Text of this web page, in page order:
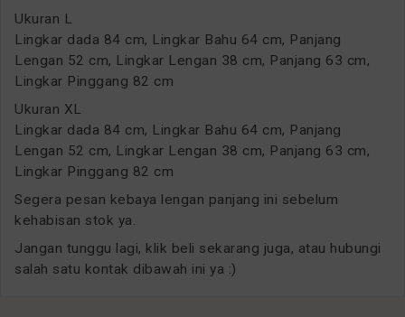
Ukuran L
Lingkar dada 84 cm, Lingkar Bahu 64 cm, Panjang
Lengan 52 cm, Lingkar Lengan 38 cm, Panjang 63 cm,
Lingkar Pinggang 82 cm
Ukuran XL
Lingkar dada 84 cm, Lingkar Bahu 64 cm, Panjang
Lengan 52 cm, Lingkar Lengan 38 cm, Panjang 63 cm,
Lingkar Pinggang 82 cm
Segera pesan kebaya lengan panjang ini sebelum
kehabisan stok ya.
Jangan tunggu lagi, klik beli sekarang juga, atau hubungi
salah satu kontak dibawah ini ya :)